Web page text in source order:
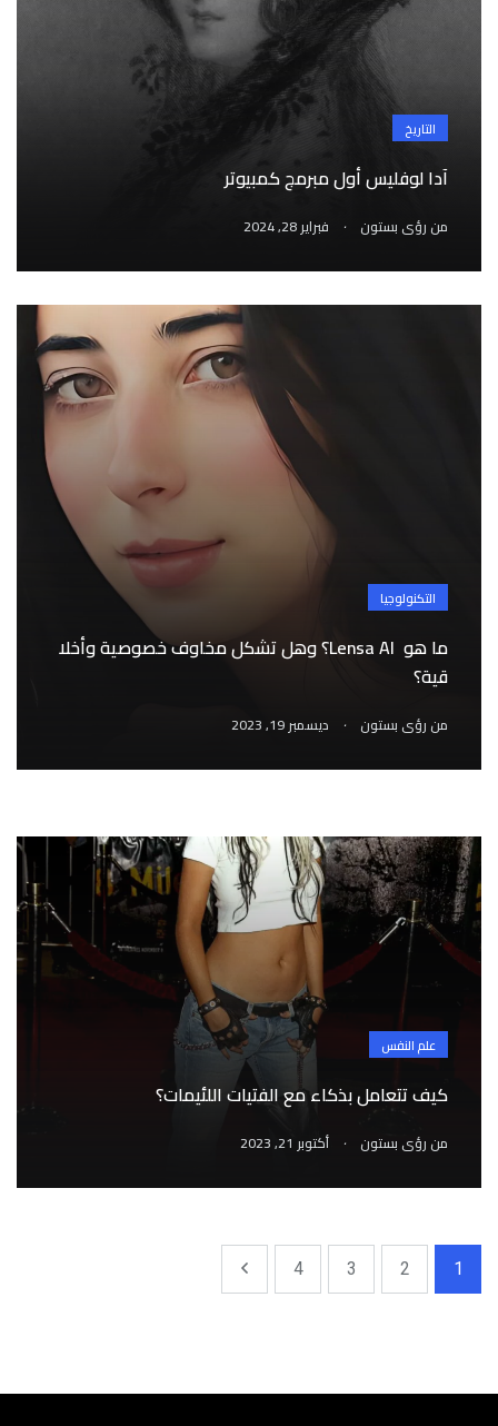
التاريخ
آدا لوفليس أول مبرمج كمبيوتر
من رؤى بستون . فبراير 28, 2024
التكنولوجيا
ما هو Lensa AI؟ وهل تشكل مخاوف خصوصية وأخلا
قية؟
من رؤى بستون . ديسمبر 19, 2023
منوعات
علم النفس
كيف تتعامل بذكاء مع الفتيات اللئيمات؟
من رؤى بستون . أكتوبر 21, 2023
1
2
3
4